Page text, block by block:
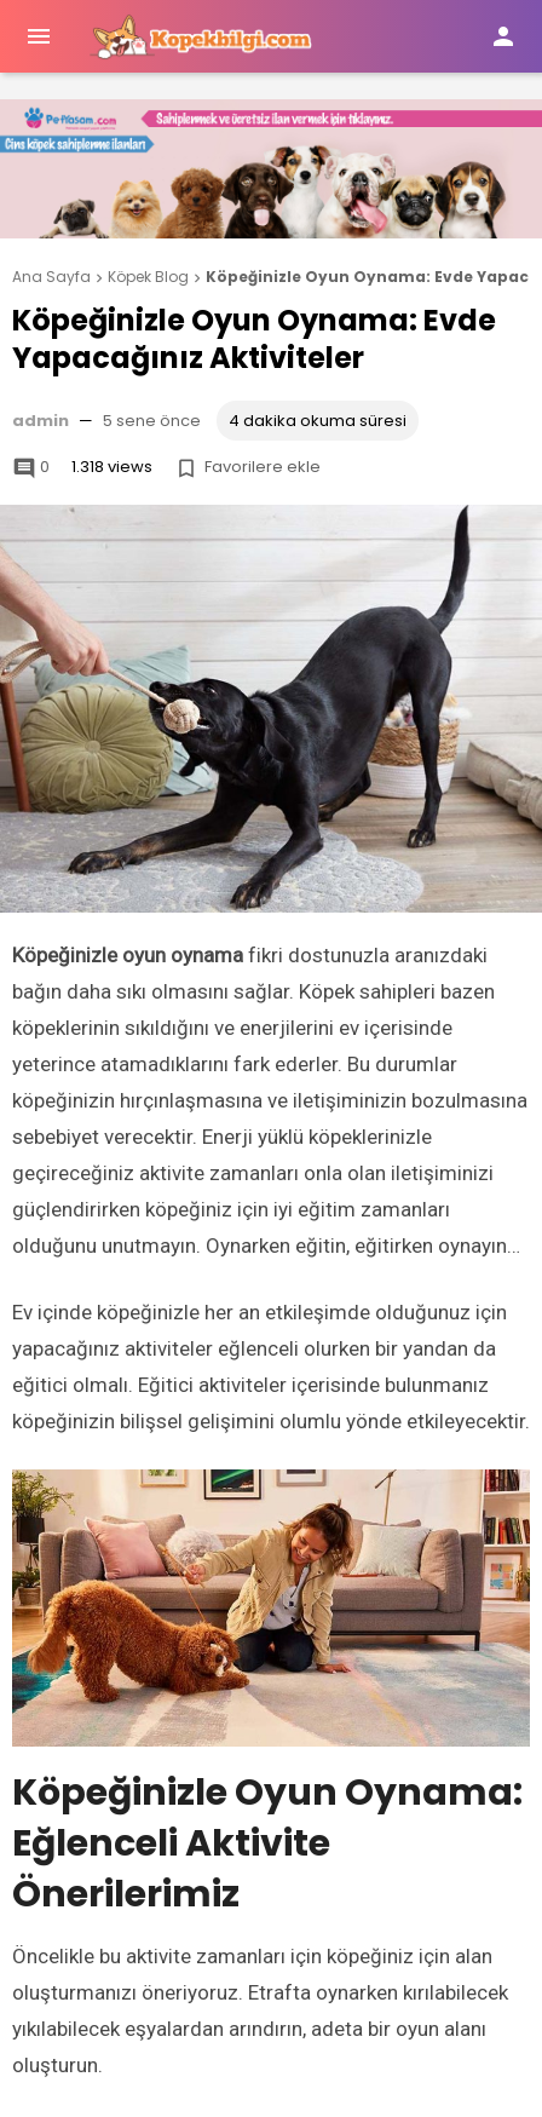
 
Ana Sayfa  Köpek Blog  Köpeğinizle Oyun Oynama: Evde
Köpeğinizle Oyun Oynama: Evde
Yapacağınız Aktiviteler
admin — 5 sene önce 4 dakika okuma süresi
 0 1.318 views  Favorilere ekle
Köpeğinizle oyun oynama fikri dostunuzla aranızdaki
bağın daha sıkı olmasını sağlar. Köpek sahipleri bazen
köpeklerinin sıkıldığını ve enerjilerini ev içerisinde
yeterince atamadıklarını fark ederler. Bu durumlar
köpeğinizin hırçınlaşmasına ve iletişiminizin bozulmasına
sebebiyet verecektir. Enerji yüklü köpeklerinizle
geçireceğiniz aktivite zamanları onla olan iletişiminizi
güçlendirirken köpeğiniz için iyi eğitim zamanları
olduğunu unutmayın. Oynarken eğitin, eğitirken oynayın…
Ev içinde köpeğinizle her an etkileşimde olduğunuz için
yapacağınız aktiviteler eğlenceli olurken bir yandan da
eğitici olmalı. Eğitici aktiviteler içerisinde bulunmanız
köpeğinizin bilişsel gelişimini olumlu yönde etkileyecektir.
Köpeğinizle Oyun Oynama:
Eğlenceli Aktivite
Önerilerimiz
Öncelikle bu aktivite zamanları için köpeğiniz için alan
oluşturmanızı öneriyoruz. Etrafta oynarken kırılabilecek
yıkılabilecek eşyalardan arındırın, adeta bir oyun alanı
oluşturun.